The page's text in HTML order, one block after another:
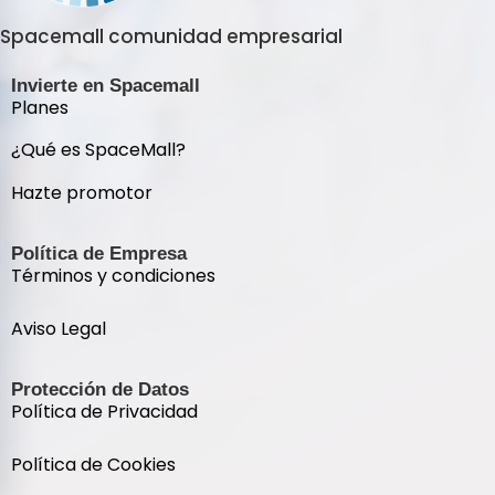
Spacemall comunidad empresarial
Invierte en Spacemall
Planes
¿Qué es SpaceMall?
Hazte promotor
Política de Empresa
Términos y condiciones
Aviso Legal
Protección de Datos
Política de Privacidad
Política de Cookies